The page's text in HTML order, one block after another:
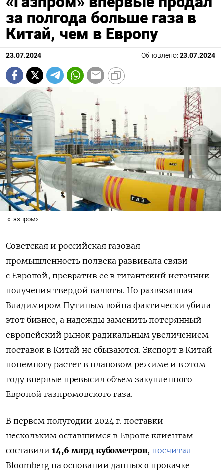
за полгода больше газа в
Китай, чем в Европу
23.07.2024 Обновлено: 23.07.2024
«Газпром»
Советская и российская газовая
промышленность полвека развивала связи
с Европой, превратив ее в гигантский источник
получения твердой валюты. Но развязанная
Владимиром Путиным война фактически убила
этот бизнес, а надежды заменить потерянный
европейский рынок радикальным увеличением
поставок в Китай не сбываются. Экспорт в Китай
понемногу растет в плановом режиме и в этом
году впервые превысил объем закупленного
Европой газпромовского газа.
В первом полугодии 2024 г. поставки
нескольким оставшимся в Европе клиентам
составили 14,6 млрд кубометров, посчитал
Bloomberg на основании данных о прокачке